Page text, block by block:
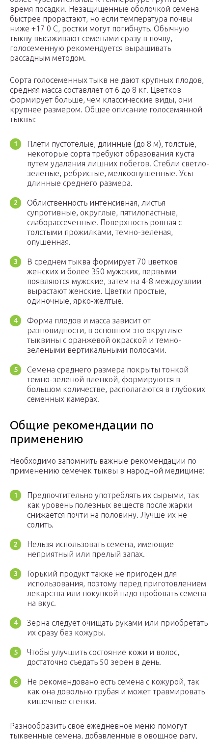
время посадки. Незащищенные оболочкой семена
быстрее прорастают, но если температура почвы
ниже +17 0 C, ростки могут погибнуть. Обычную
тыкву высаживают семенами сразу в почву,
голосеменную рекомендуется выращивать
рассадным методом.
Сорта голосеменных тыкв не дают крупных плодов,
средняя масса составляет от 6 до 8 кг. Цветков
формирует больше, чем классические виды, они
крупнее размером. Общее описание голосемянной
тыквы:
Плети пустотелые, длинные (до 8 м), толстые,
некоторые сорта требуют образования куста
путем удаления лишних побегов. Стебли светло-
зеленые, ребристые, мелкоопушенные. Усы
длинные среднего размера.
Облиственность интенсивная, листья
супротивные, округлые, пятилопастные,
слаборассеченные. Поверхность ровная с
толстыми прожилками, темно-зеленая,
опушенная.
В среднем тыква формирует 70 цветков
женских и более 350 мужских, первыми
появляются мужские, затем на 4-8 междоузлии
вырастают женские. Цветки простые,
одиночные, ярко-желтые.
Форма плодов и масса зависит от
разновидности, в основном это округлые
тыквины с оранжевой окраской и темно-
зелеными вертикальными полосами.
Семена среднего размера покрыты тонкой
темно-зеленой пленкой, формируются в
большом количестве, располагаются в глубоких
семенных камерах.
Общие рекомендации по
применению
Необходимо запомнить важные рекомендации по
применению семечек тыквы в народной медицине:
Предпочтительно употреблять их сырыми, так
как уровень полезных веществ после жарки
снижается почти на половину. Лучше их не
солить.
Нельзя использовать семена, имеющие
неприятный или прелый запах.
Горький продукт также не пригоден для
использования, поэтому перед приготовлением
лекарства или покупкой надо пробовать семена
на вкус.
Зерна следует очищать руками или приобретать
их сразу без кожуры.
Чтобы улучшить состояние кожи и волос,
достаточно съедать 50 зерен в день.
Не рекомендовано есть семена с кожурой, так
как она довольно грубая и может травмировать
кишечные стенки.
Разнообразить свое ежедневное меню помогут
тыквенные семена, добавленные в овощное рагу,